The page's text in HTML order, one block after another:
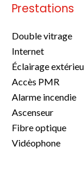
Prestations
Double vitrage
Internet
Éclairage
Accès PMR
Alarme incendie
Ascenseur
Fibre optique
Vidéophone